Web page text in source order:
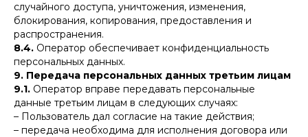
случайного доступа, уничтожения, изменения,
блокирования, копирования, предоставления и
распространения.
8.4. Оператор обеспечивает конфиденциальность
персональных данных.
9. Передача персональных данных третьим лицам
9.1. Оператор вправе передавать персональные
данные третьим лицам в следующих случаях:
– Пользователь дал согласие на такие действия;
– передача необходима для исполнения договора или